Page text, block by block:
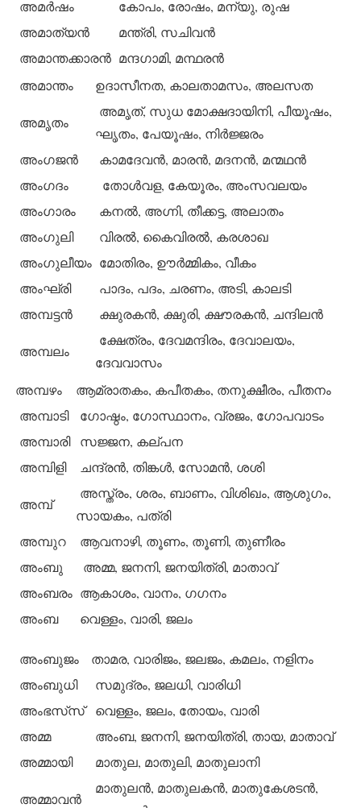
അമര്‍ഷം
കോപം, രോഷം, മന്യു, രുഷ
അമാത്യന്‍
മന്ത്രി, സചിവന്‍
അമാന്തക്കാരന്‍ മന്ദഗാമി, മന്ഥരന്‍
അമാന്തം
ഉദാസീനത, കാലതാമസം, അലസത
അമൃതം
അമൃത്, സുധ മോക്ഷദായിനി, പീയൂഷം,
ഘൃതം, പേയൂഷം, നിര്‍ജ്ജരം
അംഗജന്‍
കാമദേവന്‍, മാരന്‍, മദനന്‍, മന്മഥന്‍
അംഗദം
തോള്‍വള, കേയൂരം, അംസവലയം
അംഗാരം
കനല്‍, അഗ്നി, തീക്കട്ട, അലാതം
അംഗുലി
വിരല്‍, കൈവിരല്‍, കരശാഖ
അംഗുലീയം മോതിരം, ഊര്‍മ്മികം, വീകം
അംഘ്രി
പാദം, പദം, ചരണം, അടി, കാലടി
അമ്പട്ടന്‍
ക്ഷുരകന്‍, ക്ഷുരി, ക്ഷൗരകന്‍, ചന്ദിലന്‍
അമ്പലം
ക്ഷേത്രം, ദേവമന്ദിരം, ദേവാലയം,
ദേവവാസം
അമ്പഴം
ആമ്രാതകം, കപീതകം, തനുക്ഷീരം, പീതനം
അമ്പാടി
ഗോഷ്ഠം, ഗോസ്ഥാനം, വ്രജം, ഗോപവാടം
അമ്പാരി
സജ്ജന, കല്പന
അമ്പിളി
ചന്ദ്രന്‍, തിങ്കള്‍, സോമന്‍, ശശി
അമ്പ്
അസ്ത്രം, ശരം, ബാണം, വിശിഖം, ആശുഗം,
സായകം, പത്രി
അമ്പുറ
ആവനാഴി, തൂണം, തൂണി, തുണീരം
അംബു
അമ്മ, ജനനി, ജനയിത്രി, മാതാവ്
അംബരം ആകാശം, വാനം, ഗഗനം
അംബ
വെള്ളം, വാരി, ജലം
അംബുജം
താമര, വാരിജം, ജലജം, കമലം, നളിനം
അംബുധി
സമുദ്രം, ജലധി, വാരിധി
അംഭസ്‌സ്
വെള്ളം, ജലം, തോയം, വാരി
അമ്മ
അംബ, ജനനി, ജനയിത്രി, തായ, മാതാവ്
അമ്മായി
മാതുല, മാതുലി, മാതുലാനി
അമ്മാവന്‍
മാതുലന്‍, മാതുലകന്‍, മാതുകേശടന്‍,